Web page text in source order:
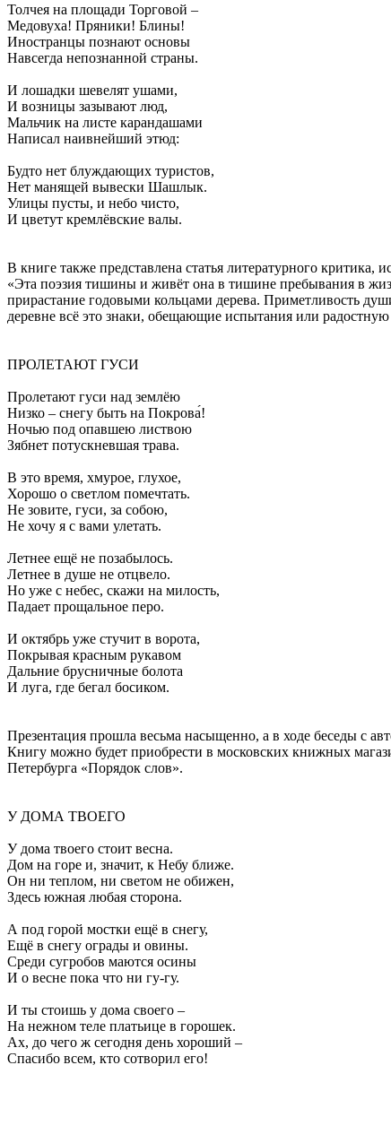
Толчея на площади Торговой –
Медовуха! Пряники! Блины!
Иностранцы познают основы
Навсегда непознанной страны.
И лошадки шевелят ушами,
И возницы зазывают люд,
Мальчик на листе карандашами
Написал наивнейший этюд:
Будто нет блуждающих туристов,
Нет манящей вывески Шашлык.
Улицы пусты, и небо чисто,
И цветут кремлёвские валы.
В книге также представлена статья литературного
«Эта поэзия тишины и живёт она в тишине пребывания в
прирастание годовыми кольцами дерева. Приметливость
деревне всё это знаки, обещающие испытания или
ПРОЛЕТАЮТ ГУСИ
Пролетают гуси над землёю
Низко – снегу быть на Покрова́!
Ночью под опавшею листвою
Зябнет потускневшая трава.
В это время, хмурое, глухое,
Хорошо о светлом помечтать.
Не зовите, гуси, за собою,
Не хочу я с вами улетать.
Летнее ещё не позабылось.
Летнее в душе не отцвело.
Но уже с небес, скажи на милость,
Падает прощальное перо.
И октябрь уже стучит в ворота,
Покрывая красным рукавом
Дальние брусничные болота
И луга, где бегал босиком.
Презентация прошла весьма насыщенно, а в ходе беседы с
Книгу можно будет приобрести в московских книжных
Петербурга «Порядок слов».
У ДОМА ТВОЕГО
У дома твоего стоит весна.
Дом на горе и, значит, к Небу ближе.
Он ни теплом, ни светом не обижен,
Здесь южная любая сторона.
А под горой мостки ещё в снегу,
Ещё в снегу ограды и овины.
Среди сугробов маются осины
И о весне пока что ни гу-гу.
И ты стоишь у дома своего –
На нежном теле платьице в горошек.
Ах, до чего ж сегодня день хороший –
Спасибо всем, кто сотворил его!